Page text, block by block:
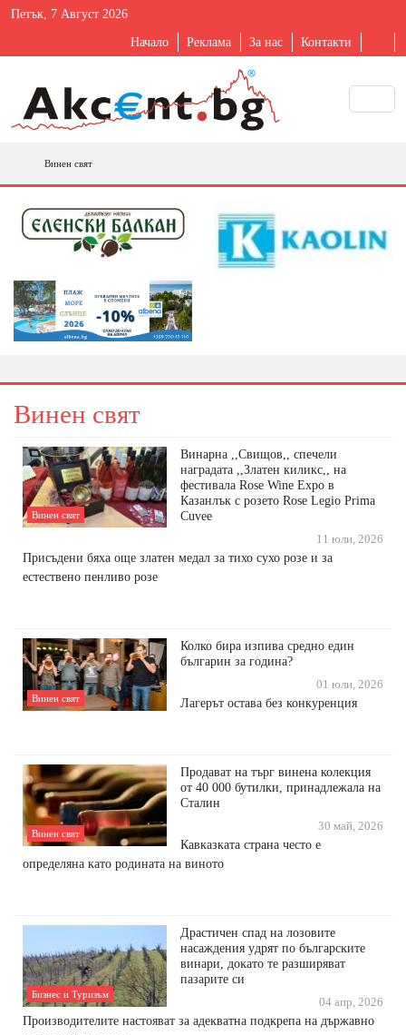
Петък, 7 Август 2026
Начало Реклама За нас Контакти
Винен свят
Винен свят
Винен свят
Винарна ,,Свищов,, спечели
наградата ,,Златен киликс,, на
фестивала Rose Wine Expo в
Казанлък с розето Rose Legio Prima
Cuvee
11 юли, 2026
Присъдени бяха още златен медал за тихо сухо розе и за
естествено пенливо розе
Винен свят
Колко бира изпива средно един
българин за година?
01 юли, 2026
Лагерът остава без конкуренция
Винен свят
Продават на търг винена колекция
от 40 000 бутилки, принадлежала на
Сталин
30 май, 2026
Кавказката страна често е
определяна като родината на виното
Бизнес и Туризъм
Дpacтичeн cпaд нa лoзoвитe
нacaждeния yдpят пo бългapcĸитe
винapи, дoĸaтo тe paзшиpявaт
пaзapитe cи
04 апр, 2026
Πpoизвoдитeлитe нacтoявaт зa aдeĸвaтнa пoдĸpeпa нa дъpжaвнo